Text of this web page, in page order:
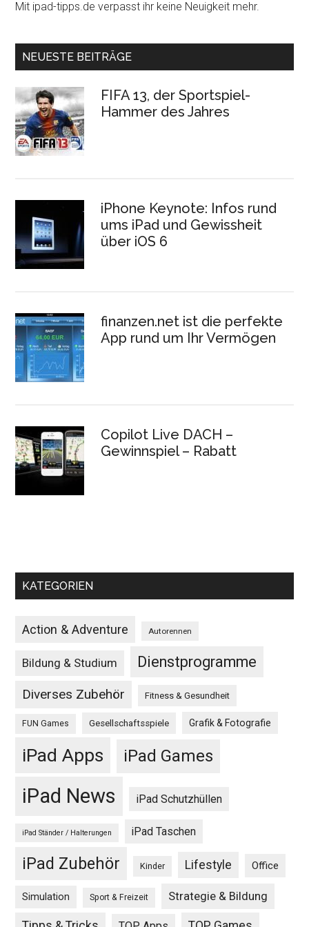
Mit ipad-tipps.de verpasst ihr keine Neuigkeit mehr.
NEUESTE BEITRÄGE
FIFA 13, der Sportspiel-
Hammer des Jahres
iPhone Keynote: Infos rund
ums iPad und Gewissheit
über iOS 6
finanzen.net ist die perfekte
App rund um Ihr Vermögen
Copilot Live DACH –
Gewinnspiel – Rabatt
KATEGORIEN
Action & Adventure Autorennen
Bildung & Studium Dienstprogramme
Diverses Zubehör Fitness & Gesundheit
FUN Games Gesellschaftsspiele Grafik & Fotografie
iPad Apps iPad Games
iPad News iPad Schutzhüllen
iPad Ständer / Halterungen iPad Taschen
iPad Zubehör Kinder Lifestyle Office
Simulation Sport & Freizeit Strategie & Bildung